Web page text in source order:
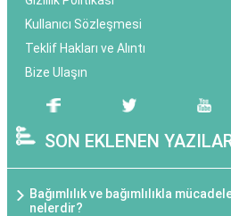
Kullanıcı Sözleşmesi
Teklif Hakları ve Alıntı
Bize Ulaşın
SON EKLENEN
Bağımlılık ve bağımlılıkla
nelerdir?